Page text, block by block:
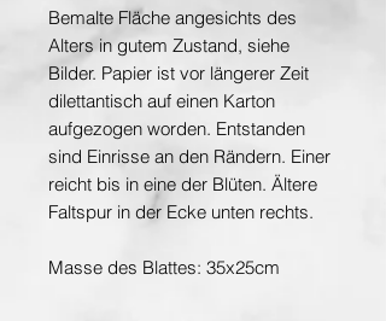
Bemalte Fläche angesichts des
Alters in gutem Zustand, siehe
Bilder. Papier ist vor längerer Zeit
dilettantisch auf einen Karton
aufgezogen worden. Entstanden
sind Einrisse an den Rändern. Einer
reicht bis in eine der Blüten. Ältere
Faltspur in der Ecke unten rechts.
Masse des Blattes: 35x25cm